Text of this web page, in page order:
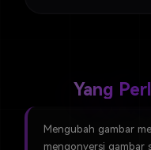
Yang
Mengubah gambar
mengonversi gambar